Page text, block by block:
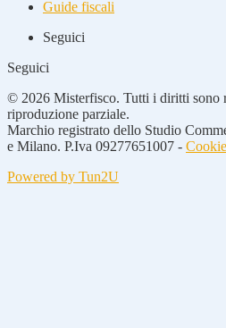
Guide fiscali
Seguici
Seguici
© 2026 Misterfisco. Tutti i diritti sono
riproduzione parziale.
Marchio registrato dello Studio
e Milano. P.Iva 09277651007 -
Powered by Tun2U